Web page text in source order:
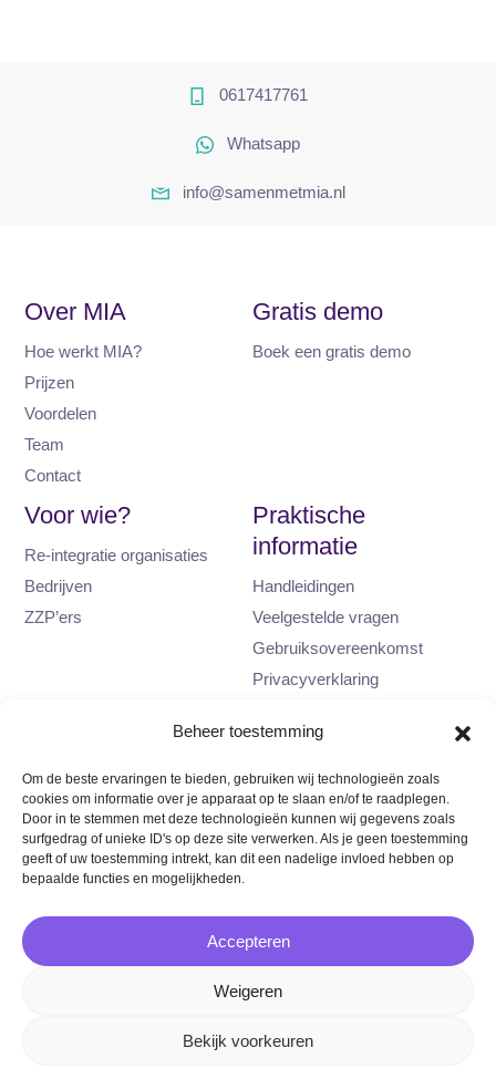
Beheer toestemming
Om de beste ervaringen te bieden, gebruiken wij technologieën zoals
cookies om informatie over je apparaat op te slaan en/of te raadplegen.
Door in te stemmen met deze technologieën kunnen wij gegevens zoals
surfgedrag of unieke ID's op deze site verwerken. Als je geen toestemming
geeft of uw toestemming intrekt, kan dit een nadelige invloed hebben op
bepaalde functies en mogelijkheden.
Accepteren
Weigeren
Bekijk voorkeuren
0617417761
Whatsapp
info@samenmetmia.nl
Over MIA
Hoe werkt MIA?
Prijzen
Voordelen
Team
Contact
Gratis demo
Boek een gratis demo
Voor wie?
Re-integratie organisaties
Bedrijven
ZZP’ers
Praktische
informatie
Handleidingen
Veelgestelde vragen
Gebruiksovereenkomst
Privacyverklaring
info@samenmetmia.nl
Catharijnesteeg 4
3512 NZ Utrecht
Privacy verklaring